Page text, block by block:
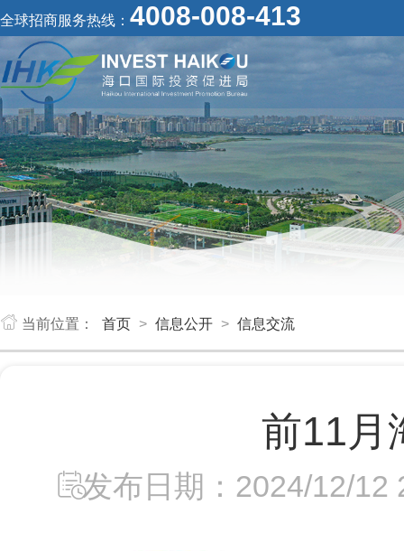
全球招商服务热线： 4008-008-413
当前位置： 首页 > 信息公开 > 信息交流
前11月
发布日期：2024/12/12